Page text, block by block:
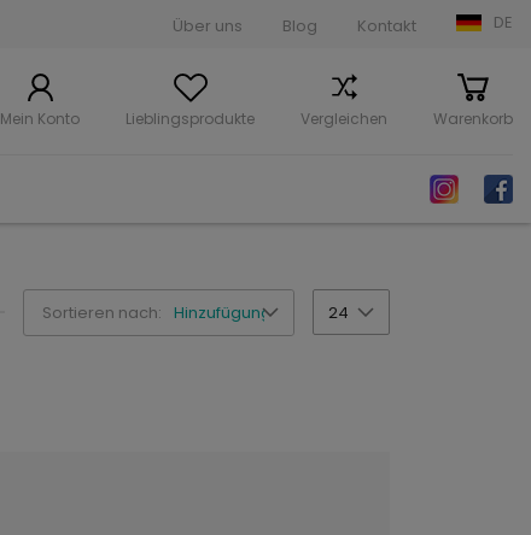
Über uns Blog Kontakt DE
Mein Konto Lieblingsprodukte Vergleichen Warenkorb
Sortieren nach: Hinzufügungsdatum24